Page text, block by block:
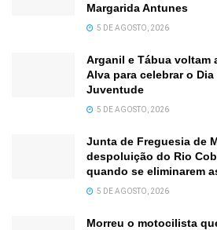
Margarida Antunes
5 DE AGOSTO, 2026
Arganil e Tábua voltam
Alva para celebrar o
Juventude
5 DE AGOSTO, 2026
Junta de Freguesia de
despoluição do Rio
quando se eliminarem
5 DE AGOSTO, 2026
Morreu o motocilista